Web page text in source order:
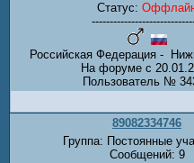
Статус:
Российская Федерация -
На форуме с
Пользователь №
89082334746
Группа: Постоянные
Сообщений: 9